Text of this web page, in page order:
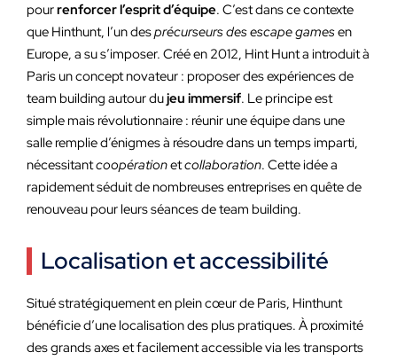
pourrenforcer l’espritd’équipe. C’est dans ce contexte
que Hinthunt, l’un desprécurseurs des escape gamesen
Europe, a su s’imposer. Créé en 2012, Hint Hunt a introduit à
Paris un concept novateur : proposer des expériences de
team building autour dujeu immersif. Le principe est
simple mais révolutionnaire : réunir une équipe dans une
salle remplie d’énigmes à résoudre dans un temps imparti,
nécessitantcoopérationetcollaboration. Cette idée a
rapidement séduit de nombreuses entreprises en quête de
renouveau pour leurs séances de team building.
Localisation et accessibilité
Situé stratégiquement en plein cœur de Paris, Hinthunt
bénéficie d’une localisation des plus pratiques. À proximité
des grands axes et facilement accessible via les transports